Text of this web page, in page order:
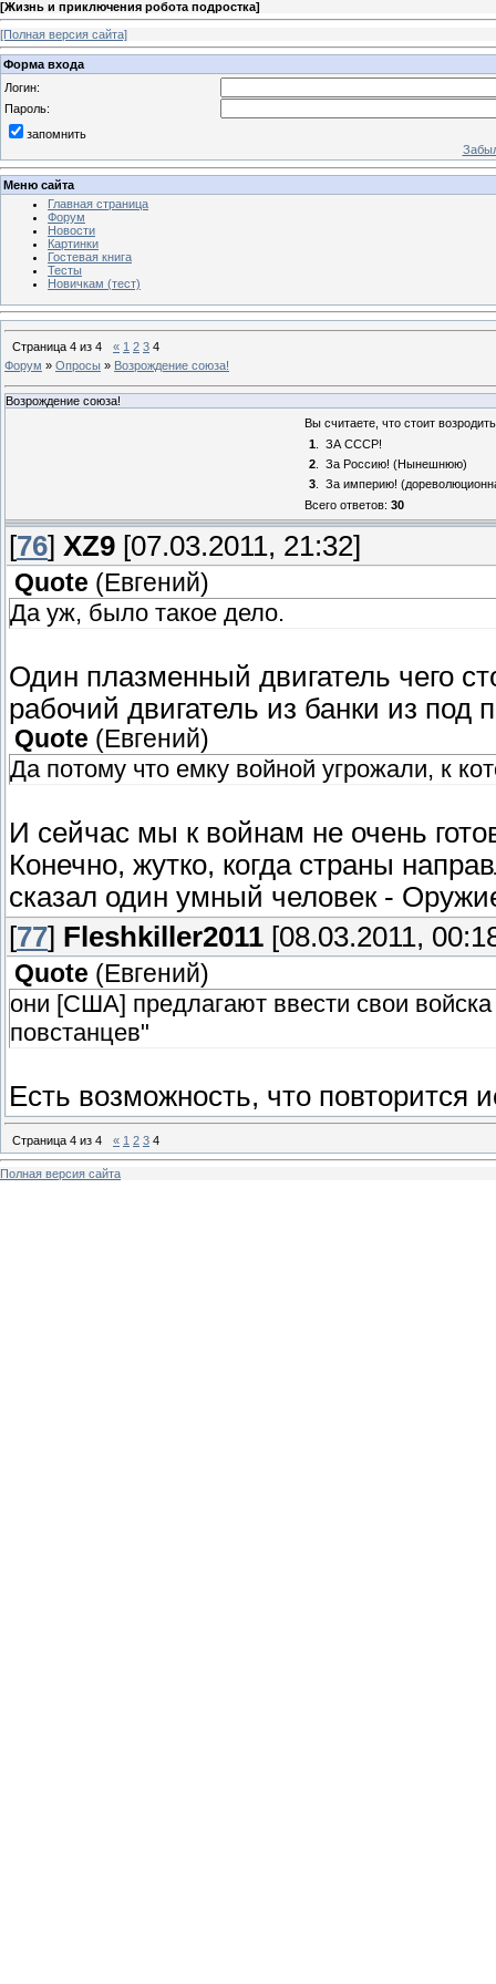
[Жизнь и приключения робота подростка]
[Полная версия сайта]
Форма входа
Логин:
Пароль:
запомнить
Меню сайта
Главная страница
Форум
Новости
Картинки
Гостевая книга
Тесты
Новичкам (тест)
Страница 4 из 4 « 1 2 3 4
Форум » Опросы » Возрождение союза!
Возрождение союза!
Вы считаете, что стоит
1
ЗА СССР!
2
За Россию! (Нынешнюю)
3
За империю!
Всего ответов: 30
[76] XZ9 [07.03.2011, 21:32]
Quote (Евгений)
Да уж, было такое дело.
Один плазменный двигатель чего
рабочий двигатель из банки из под
Quote (Евгений)
Да потому что емку войной угрожали, к
И сейчас мы к войнам не очень
Конечно, жутко, когда страны
сказал один умный человек -
[77] Fleshkiller2011 [08.03.2011,
Quote (Евгений)
они [США] предлагают ввести свои
повстанцев"
Есть возможность, что повторится
Страница 4 из 4 « 1 2 3 4
Полная версия сайта